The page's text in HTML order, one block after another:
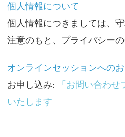
個人情報について
個人情報につきましては、
注意のもと、プライバシーの
オンラインセッションへの
お申し込み:
「お問い合わ
いたします